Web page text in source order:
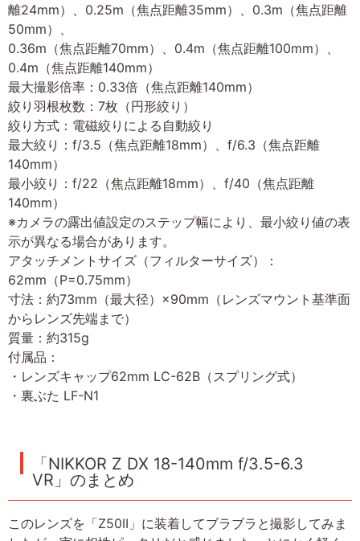
離24mm）、0.25m（焦点距離35mm）、0.3m（焦点距離
50mm）、
0.36m（焦点距離70mm）、0.4m（焦点距離100mm）、
0.4m（焦点距離140mm）
最大撮影倍率：0.33倍（焦点距離140mm）
絞り羽根枚数：7枚（円形絞り）
絞り方式：電磁絞りによる自動絞り
最大絞り：f/3.5（焦点距離18mm）、f/6.3（焦点距離
140mm）
最小絞り：f/22（焦点距離18mm）、f/40（焦点距離
140mm）
※カメラの露出値設定のステップ幅により、最小絞り値の表
示が異なる場合があります。
アタッチメントサイズ（フィルターサイズ）：
62mm（P=0.75mm）
寸法：約73mm（最大径）×90mm（レンズマウント基準面
からレンズ先端まで）
質量：約315g
付属品：
・レンズキャップ62mm LC-62B（スプリング式）
・裏ぶた LF-N1
「NIKKOR Z DX 18-140mm f/3.5-6.3
VR」のまとめ
このレンズを「Z50II」に装着してブラブラと撮影してみま